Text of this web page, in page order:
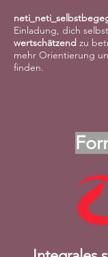
Einladung, dich selbst
wertschätzend zu
mehr Orientierung
finden.